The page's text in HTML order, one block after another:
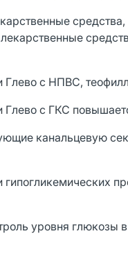
с НПВС,
с ГКС
канальцевую
уровня глюкозы